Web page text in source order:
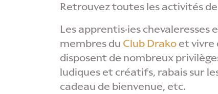
Retrouvez toutes les activités
Les apprentis·ies
membres du Club Drako et vivre
disposent de nombreux
ludiques et créatifs, rabais sur
cadeau de bienvenue, etc.